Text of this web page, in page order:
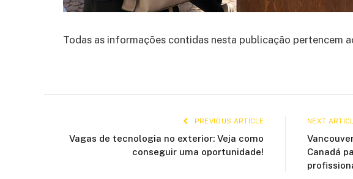
Todas as informações contidas nesta publicação pertencem
PREVIOUS ARTICLE
Vagas de tecnologia no exterior: Veja como
conseguir uma oportunidade!
NEXT
Canadá